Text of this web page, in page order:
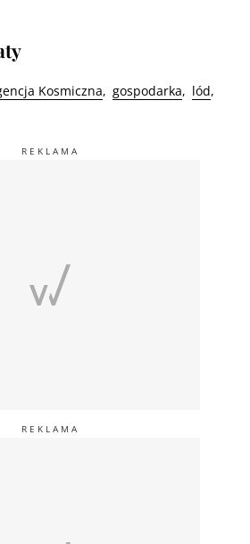
Kosmiczna gospodarka
lód